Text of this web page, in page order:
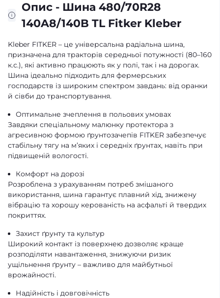
Опис - Шина 480/70R28
140A8/140B TL Fitker Kleber
Kleber FITKER – це універсальна радіальна шина,
призначена для тракторів середньої потужності (80–160
к.с.), які активно працюють як у полі, так і на дорогах.
Шина ідеально підходить для фермерських
господарств із широким спектром завдань: від оранки
й сівби до транспортування.
Оптимальне зчеплення в польових умовах
Завдяки спеціальному малюнку протектора з
агресивною формою ґрунтозачепів FITKER забезпечує
стабільну тягу на м’яких і середніх ґрунтах, навіть при
підвищеній вологості.
Комфорт на дорозі
Розроблена з урахуванням потреб змішаного
використання, шина гарантує плавний хід, знижену
вібрацію та хорошу керованість на асфальті й твердих
покриттях.
Захист ґрунту та культур
Широкий контакт із поверхнею дозволяє краще
розподіляти навантаження, знижуючи ризик
ущільнення ґрунту – важливо для майбутньої
врожайності.
Надійність і довговічність